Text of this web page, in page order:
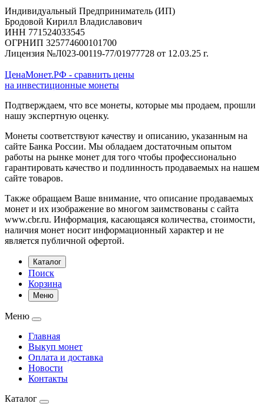
Индивидуальный Предприниматель (ИП)
Бродовой Кирилл Владиславович
ИНН 771524033545
ОГРНИП 325774600101700
Лицензия №Л023-00119-77/01977728 от 12.03.25 г.
ЦенаМонет.РФ - сравнить цены
на инвестиционные монеты
Подтверждаем, что все монеты, которые мы продаем, прошли
нашу экспертную оценку.
Монеты соответствуют качеству и описанию, указанным на
сайте Банка России. Мы обладаем достаточным опытом
работы на рынке монет для того чтобы профессионально
гарантировать качество и подлинность продаваемых на нашем
сайте товаров.
Также обращаем Ваше внимание, что описание продаваемых
монет и их изображение во многом заимствованы с сайта
www.cbr.ru. Информация, касающаяся количества, стоимости,
наличия монет носит информационный характер и не
является публичной офертой.
Каталог
Поиск
Корзина
Меню
Меню
Главная
Выкуп монет
Оплата и доставка
Новости
Контакты
Каталог